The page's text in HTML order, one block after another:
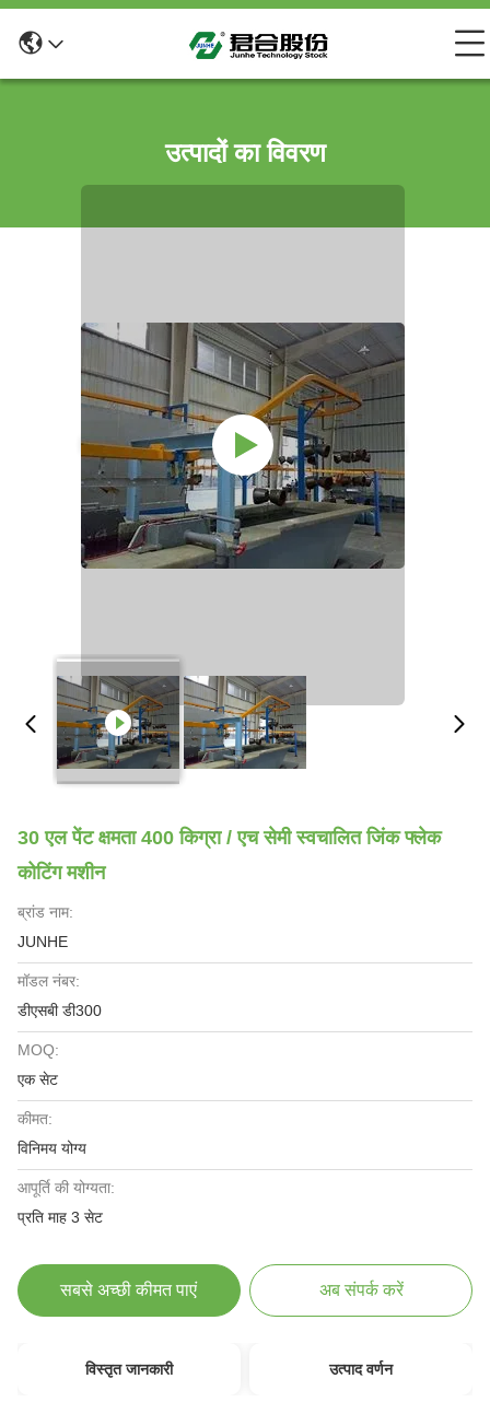
उत्पादों का विवरण
30 एल पेंट क्षमता 400 किग्रा / एच सेमी स्वचालित जिंक फ्लेक
कोटिंग मशीन
ब्रांड नाम:
JUNHE
मॉडल नंबर:
डीएसबी डी300
MOQ:
एक सेट
कीमत:
विनिमय योग्य
आपूर्ति की योग्यता:
प्रति माह 3 सेट
सबसे अच्छी कीमत पाएं अब संपर्क करें
विस्तृत जानकारी उत्पाद वर्णन